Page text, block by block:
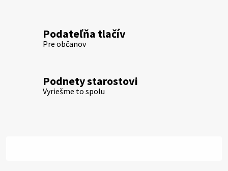
Podateľňa tlačív
Pre občanov
Podnety starostovi
Vyriešme to spolu